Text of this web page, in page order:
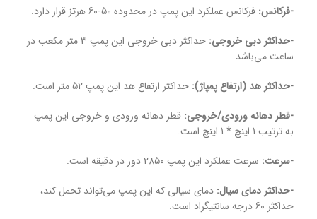
-فرکانس: فرکانس عملکرد این پمپ در محدوده 50-60 هرتز قرار دارد.
-حداکثر دبی خروجی:
حداکثر دبی خروجی این پمپ 3 متر مکعب در
ساعت می‌باشد.
-حداکثر هد (ارتفاع پمپاژ): حداکثر ارتفاع هد این پمپ 52 متر است.
-قطر دهانه ورودی/خروجی: قطر دهانه ورودی و خروجی این پمپ
به ترتیب 1 اینچ * 1 اینچ است.
-سرعت: سرعت عملکرد این پمپ 2850 دور در دقیقه است.
-حداکثر دمای سیال: دمای سیالی که این پمپ می‌تواند تحمل کند،
حداکثر 60 درجه سانتیگراد است.